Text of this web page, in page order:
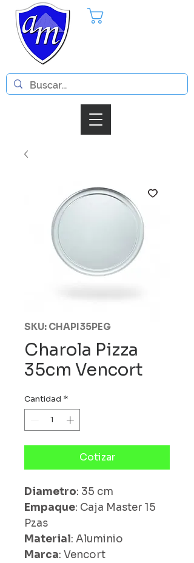
SKU: CHAPI35PEG
Charola Pizza
35cm Vencort
Cantidad *
Cotizar
Diametro: 35 cm
Empaque: Caja Master 15
Pzas
Material: Aluminio
Marca: Vencort